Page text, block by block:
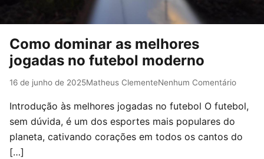
Como dominar as melhores
jogadas no futebol moderno
16 de junho de 2025Matheus ClementeNenhum Comentário
Introdução às melhores jogadas no futebol O futebol,
sem dúvida, é um dos esportes mais populares do
planeta, cativando corações em todos os cantos do
[…]